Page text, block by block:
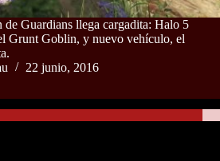
de Guardians llega cargadita: Halo 5
Grunt Goblin, y nuevo vehículo, el
22 junio, 2016